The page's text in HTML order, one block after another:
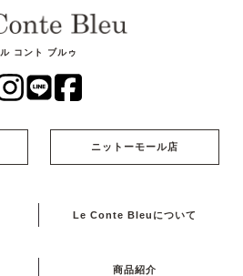
ル コント ブルゥ
ニットーモール店
Le Conte Bleuについて
商品紹介